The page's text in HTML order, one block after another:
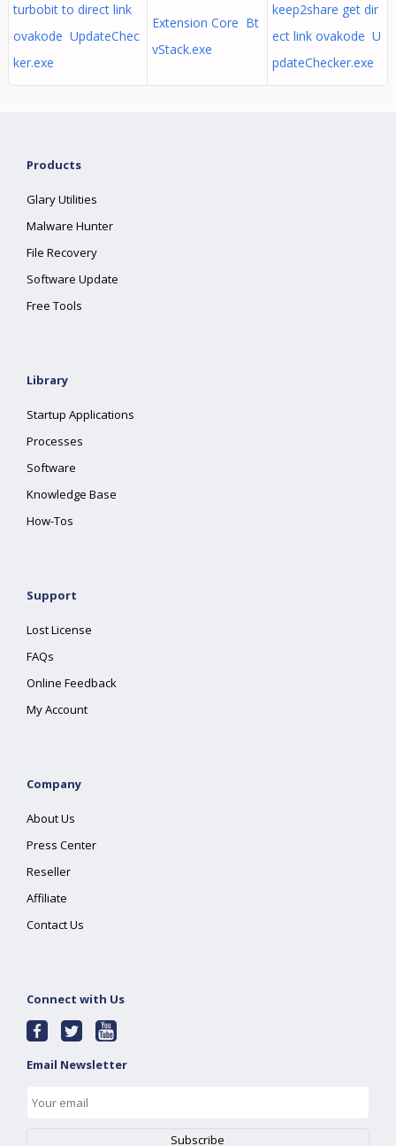
turbobit to direct link
ovakode UpdateChec
ker.exe
Extension Core Bt
vStack.exe
keep2share get dir
ect link ovakode U
pdateChecker.exe
Products
Glary Utilities
Malware Hunter
File Recovery
Software Update
Free Tools
Library
Startup Applications
Processes
Software
Knowledge Base
How-Tos
Support
Lost License
FAQs
Online Feedback
My Account
Company
About Us
Press Center
Reseller
Affiliate
Contact Us
Connect with Us
Email Newsletter